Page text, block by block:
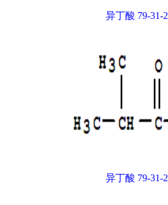
异丁酸 79-31-2
异丁酸 79-31-2